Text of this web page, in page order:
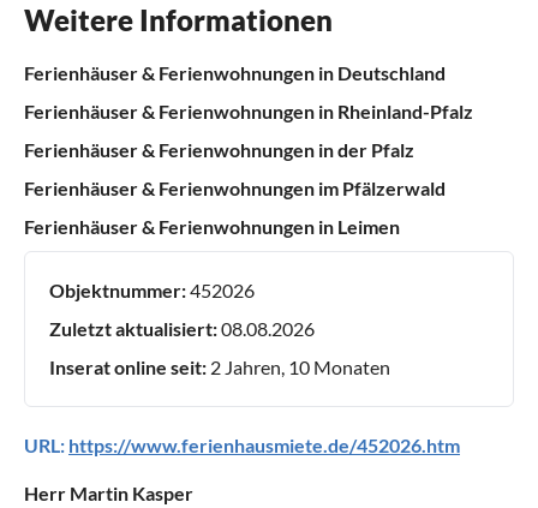
Weitere Informationen
Ferienhäuser & Ferienwohnungen in Deutschland
Ferienhäuser & Ferienwohnungen in Rheinland-Pfalz
Ferienhäuser & Ferienwohnungen in der Pfalz
Ferienhäuser & Ferienwohnungen im Pfälzerwald
Ferienhäuser & Ferienwohnungen in Leimen
Objektnummer:452026
Zuletzt aktualisiert:08.08.2026
Inserat online seit: 2 Jahren, 10 Monaten
URL: https://www.ferienhausmiete.de/452026.htm
Herr Martin Kasper